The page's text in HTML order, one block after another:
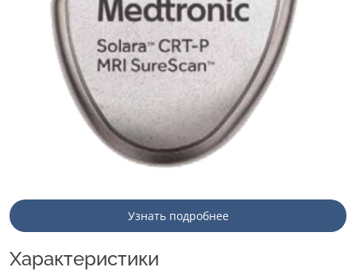
Узнать подробнее
Характеристики